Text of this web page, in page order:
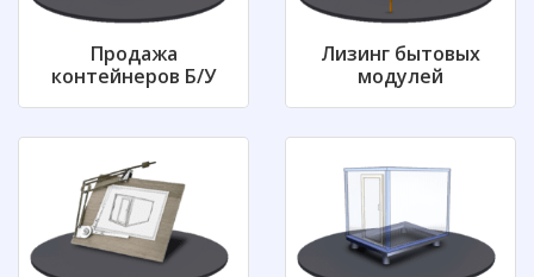
Продажа
контейнеров Б/У
Лизинг бытовых
модулей